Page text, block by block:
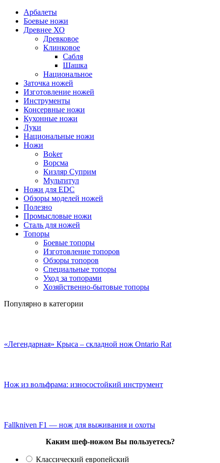
Арбалеты
Боевые ножи
Древнее ХО
Древковое
Клинковое
Сабля
Шашка
Национальное
Заточка ножей
Изготовление ножей
Инструменты
Консервные ножи
Кухонные ножи
Луки
Национальные ножи
Ножи
Boker
Ворсма
Кизляр Суприм
Мультитул
Ножи для EDC
Обзоры моделей ножей
Полезно
Промысловые ножи
Сталь для ножей
Топоры
Боевые топоры
Изготовление топоров
Обзоры топоров
Специальные топоры
Уход за топорами
Хозяйственно-бытовые топоры
Популярно в категории
«Легендарная» Крыса – складной нож Ontario Rat
Нож из вольфрама: износостойкий инструмент
Fallkniven F1 — нож для выживания и охоты
Каким шеф-ножом Вы пользуетесь?
Классический европейский